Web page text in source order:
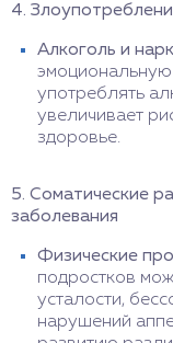
4.
Алкоголь и
эмоциональную
употреблять
увеличивает
здоровье.
5. Соматические
заболевания
Физические
подростков
усталости,
нарушений